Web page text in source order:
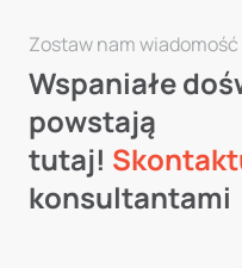
Zostaw nam wiadomość
Wspaniałe
powstają
tutaj!
konsultantami